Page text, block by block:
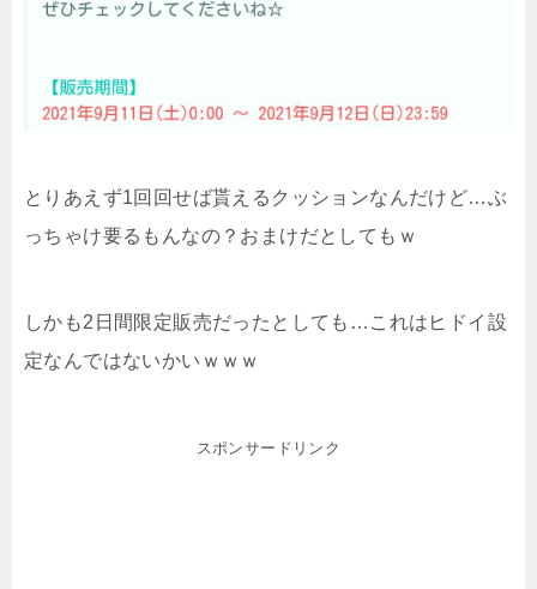
とりあえず1回回せば貰えるクッションなんだけど…ぶ
っちゃけ要るもんなの？おまけだとしてもｗ
しかも2日間限定販売だったとしても…これはヒドイ設
定なんではないかいｗｗｗ
スポンサードリンク